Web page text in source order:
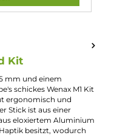
fürEinsteigerund
Dampferlebnis bietet.
Einsteigerfreundlich